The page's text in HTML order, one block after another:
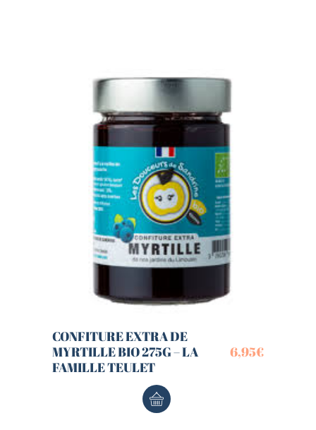
CONFITURE EXTRA DE
MYRTILLE BIO 275G – LA
FAMILLE TEULET
6,95€